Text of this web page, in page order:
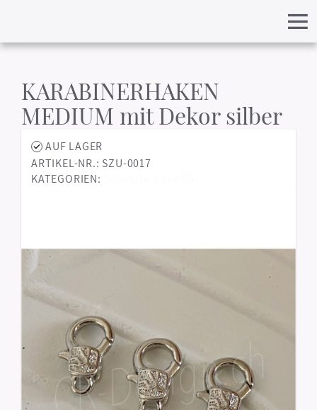
KARABINERHAKEN
MEDIUM mit Dekor silber
AUF LAGER
ARTIKEL-NR.: SZU-0017
KATEGORIEN: